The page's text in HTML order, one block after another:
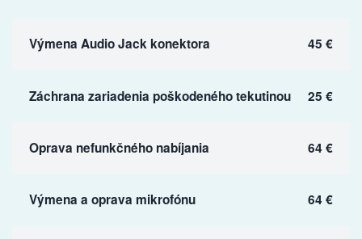
Výmena Audio Jack konektora 45 €
Záchrana zariadenia poškodeného tekutinou 25 €
Oprava nefunkčného nabíjania 64 €
Výmena a oprava mikrofónu 64 €